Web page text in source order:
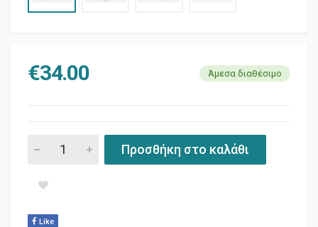
€34.00 Άμεσα διαθέσιμο
ΜΠΑΡΑΚΙ ΖΑΜΦΟΡ ΕΜΠΡΟΣ WΗ quantity
Προσθήκη στο καλάθι
Like